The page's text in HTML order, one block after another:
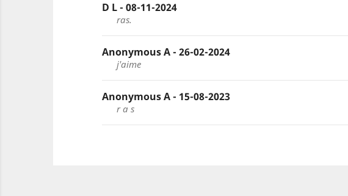
D L - 08-11-2024
ras.
Anonymous A - 26-02-2024
j'aime
Anonymous A - 15-08-2023
r a s